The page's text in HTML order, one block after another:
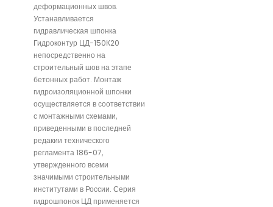
деформационных швов.
Устанавливается
гидравлическая шпонка
Гидроконтур ЦД-150К20
непосредственно на
строительный шов на этапе
бетонных работ. Монтаж
гидроизоляционной шпонки
осуществляется в соответствии
с монтажными схемами,
приведенными в последней
редакии технического
регламента 186-07,
утвержденного всеми
значимыми строительными
институтами в России. Серия
гидрошпонок ЦД применяется